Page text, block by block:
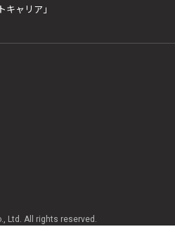
ャリア」
Ltd. All rights reserved.